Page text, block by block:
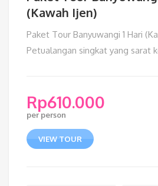
(Kawah Ijen)
Paket Tour Banyuwangi 1 Hari
Petualangan singkat yang sarat
Rp610.000
per person
VIEW TOUR